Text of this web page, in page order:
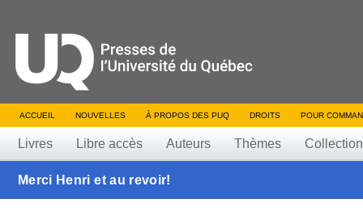
ACCUEIL NOUVELLES À PROPOS DES PUQ DROITS POUR
Livres Libre accès Auteurs Thèmes
Merci Henri et au revoir!